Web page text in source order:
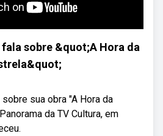
sobre &quot;A Hora da
sua obra "A Hora da
da TV Cultura, em